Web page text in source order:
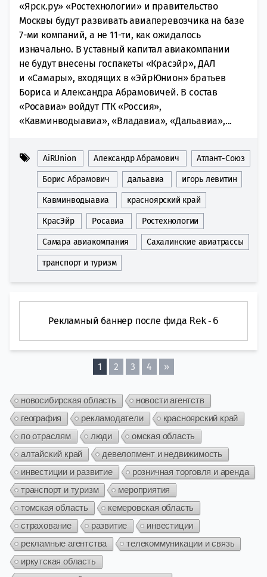
«Ярск.ру» «Ростехнологии» и правительство
Москвы будут развивать авиаперевозчика на базе
7-ми компаний, а не 11-ти, как ожидалось
изначально. В уставный капитал авиакомпании
не будут внесены госпакеты «Красэйр», ДАЛ
и «Самары», входящих в «ЭйрЮнион» братьев
Бориса и Александра Абрамовичей. В состав
«Росавиа» войдут ГТК «Россия»,
«Кавминводыавиа», «Владавиа», «Дальавиа»,...
AiRUnion Александр Абрамович Атлант-Союз
Борис Абрамович дальавиа игорь левитин
Кавминводыавиа красноярский край
КрасЭйр Росавиа Ростехнологии
Самара авиакомпания Сахалинские авиатрассы
транспорт и туризм
Рекламный баннер после фида Rek-6
1 2 3 4 »
новосибирская область
новости агентств
география
рекламодатели
красноярский край
по отраслям
люди
омская область
алтайский край
девелопмент и недвижимость
инвестиции и развитие
розничная торговля и аренда
транспорт и туризм
мероприятия
томская область
кемеровская область
страхование
развитие
инвестиции
рекламные агентства
телекоммуникации и связь
иркутская область